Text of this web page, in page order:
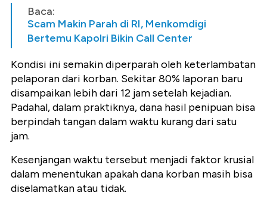
Baca:
Scam Makin Parah di RI, Menkomdigi
Bertemu Kapolri Bikin Call Center
Kondisi ini semakin diperparah oleh keterlambatan
pelaporan dari korban. Sekitar 80% laporan baru
disampaikan lebih dari 12 jam setelah kejadian.
Padahal, dalam praktiknya, dana hasil penipuan bisa
berpindah tangan dalam waktu kurang dari satu
jam.
Kesenjangan waktu tersebut menjadi faktor krusial
dalam menentukan apakah dana korban masih bisa
diselamatkan atau tidak.